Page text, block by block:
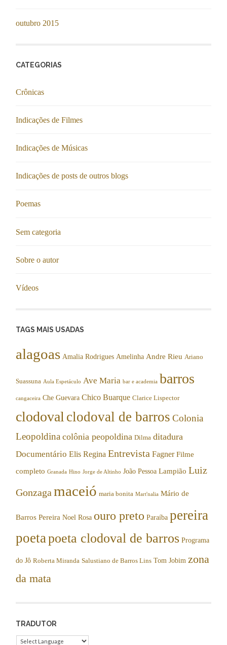
outubro 2015
CATEGORIAS
Crônicas
Indicações de Filmes
Indicações de Músicas
Indicações de posts de outros blogs
Poemas
Sem categoria
Sobre o autor
Vídeos
TAGS MAIS USADAS
alagoas Amalia Rodrigues Amelinha Andre Rieu Ariano
Suassuna Aula Espetáculo Ave Maria bar e academia barros
cangaceira Che Guevara Chico Buarque Clarice Lispector
clodovalclodoval de barros Colonia
Leopoldina colônia peopoldina Dilma ditadura
Documentário Elis Regina Entrevista Fagner Filme
completo Granada Hino Jorge de Altinho João Pessoa Lampião Luiz
Gonzaga maceió maria bonita Mart'nalia Mário de
Barros Pereira Noel Rosa ouro preto Paraíba pereira
poetapoeta clodoval de barros Programa
do Jô Roberta Miranda Salustiano de Barros Lins Tom Jobim zona
da mata
TRADUTOR